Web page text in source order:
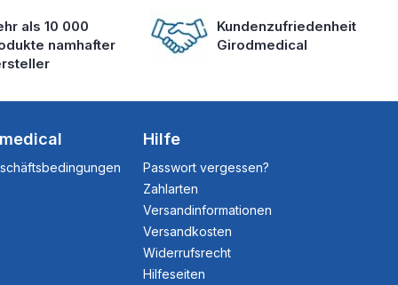
als 10 000
namhafter
Kundenzufriedenheit
Girodmedical
Hilfe
Passwort vergessen?
Zahlarten
Versandinformationen
Versandkosten
Widerrufsrecht
Hilfeseiten